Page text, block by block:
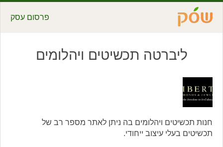
פרסום עסק
ליברטה תכשיטים ויהלומים
חנות תכשיטים ויהלומים בה ניתן לאתר מספר רב של
תכשיטים בעלי עיצוב ייחודי.